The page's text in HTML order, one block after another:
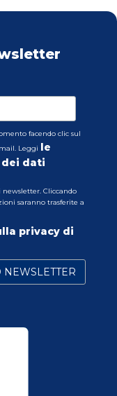
facendo clic sul
Leggi le
dati
Cliccando
saranno trasferite a
privacy di